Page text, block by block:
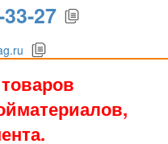
27